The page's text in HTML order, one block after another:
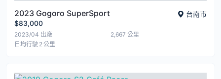
2023 Gogoro SuperSport
$83,000
台南市
2023/04 出廠 2,667 公里
日均行駛 2 公里